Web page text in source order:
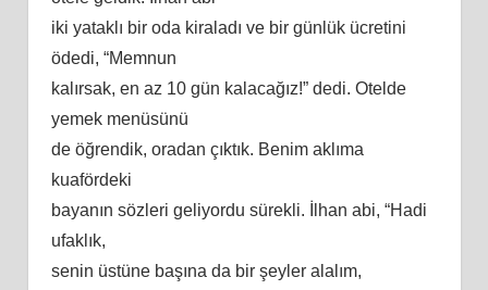
iki yataklı bir oda kiraladı ve bir günlük ücretini
ödedi, “Memnun
kalırsak, en az 10 gün kalacağız!” dedi. Otelde
yemek menüsünü
de öğrendik, oradan çıktık. Benim aklıma
kuafördeki
bayanın sözleri geliyordu sürekli. İlhan abi, “Hadi
ufaklık,
senin üstüne başına da bir şeyler alalım,